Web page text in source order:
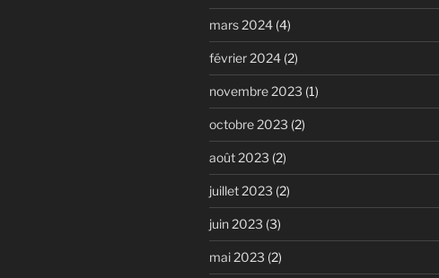
mars 2024(4)
février 2024(2)
novembre 2023 (1)
octobre 2023 (2)
août 2023 (2)
juillet 2023 (2)
juin 2023 (3)
mai 2023 (2)